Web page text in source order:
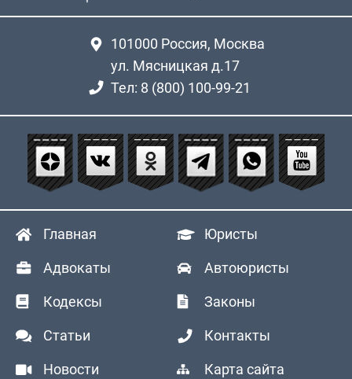
101000 Россия, Москва
ул. Мясницкая д.17
Тел: 8 (800) 100-99-21
Главная Юристы
Адвокаты Автоюристы
Кодексы Законы
Статьи Контакты
Новости Карта сайта